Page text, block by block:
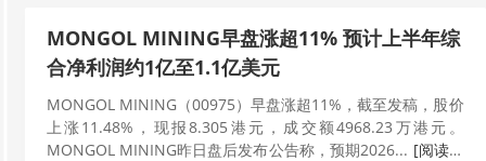
MONGOL MINING早盘涨超11% 预计上半年综
合净利润约1亿至1.1亿美元
MONGOL MINING（00975）早盘涨超11%，截至发稿，股价
上涨11.48%，现报8.305港元，成交额4968.23万港元。
MONGOL MINING昨日盘后发布公告称，预期2026... [阅读更